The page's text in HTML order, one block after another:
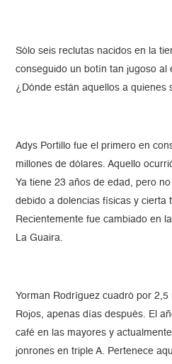
Sólo seis reclutas nacidos en la
conseguido un botín tan jugoso al
¿Dónde están aquellos a quienes
Adys Portillo fue el primero en
millones de dólares. Aquello
Ya tiene 23 años de edad, pero
debido a dolencias físicas y cierta
Recientemente fue cambiado en
La Guaira.
Yorman Rodríguez cuadró por
Rojos, apenas días después. El
café en las mayores y
jonrones en triple A. Pertenece